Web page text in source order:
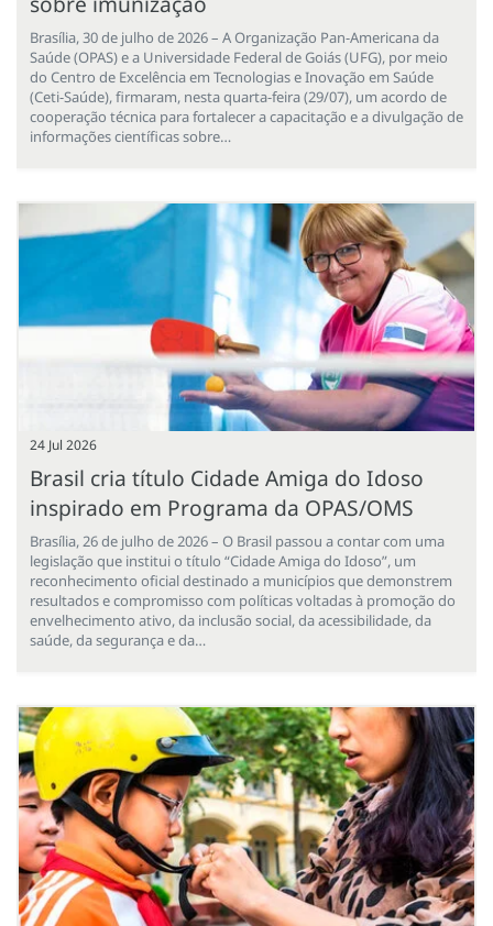
Brasília, 30 de julho de 2026 – A Organização Pan-Americana da
Saúde (OPAS) e a Universidade Federal de Goiás (UFG), por meio
do Centro de Excelência em Tecnologias e Inovação em Saúde
(Ceti-Saúde), firmaram, nesta quarta-feira (29/07), um acordo de
cooperação técnica para fortalecer a capacitação e a divulgação de
informações científicas sobre…
24 Jul 2026
Brasil cria título Cidade Amiga do Idoso
inspirado em Programa da OPAS/OMS
Brasília, 26 de julho de 2026 – O Brasil passou a contar com uma
legislação que institui o título “Cidade Amiga do Idoso”, um
reconhecimento oficial destinado a municípios que demonstrem
resultados e compromisso com políticas voltadas à promoção do
envelhecimento ativo, da inclusão social, da acessibilidade, da
saúde, da segurança e da…